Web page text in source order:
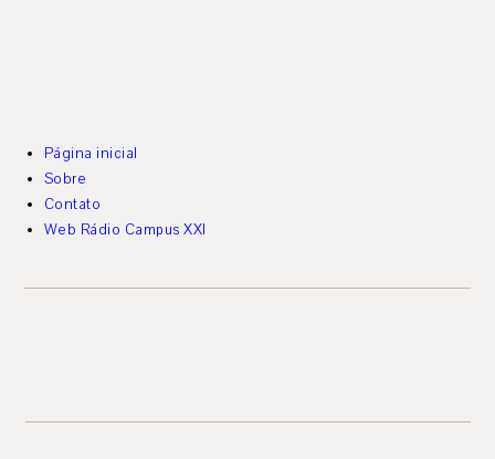
Página inicial
Sobre
Contato
Web Rádio Campus XXI